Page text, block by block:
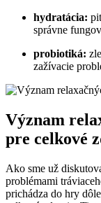
hydratácia:
správne
probiotiká:
zažívacie
Význam
pre celkové
Ako sme už
problémami
prichádza do hry